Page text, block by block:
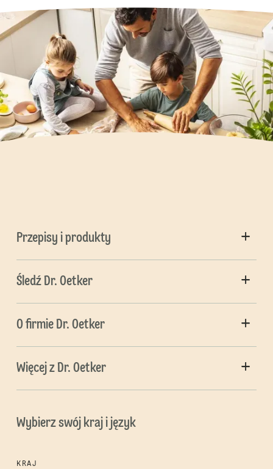
Przepisy i produkty
Śledź Dr. Oetker
O firmie Dr. Oetker
Więcej z Dr. Oetker
Wybierz swój kraj i język
KRAJ